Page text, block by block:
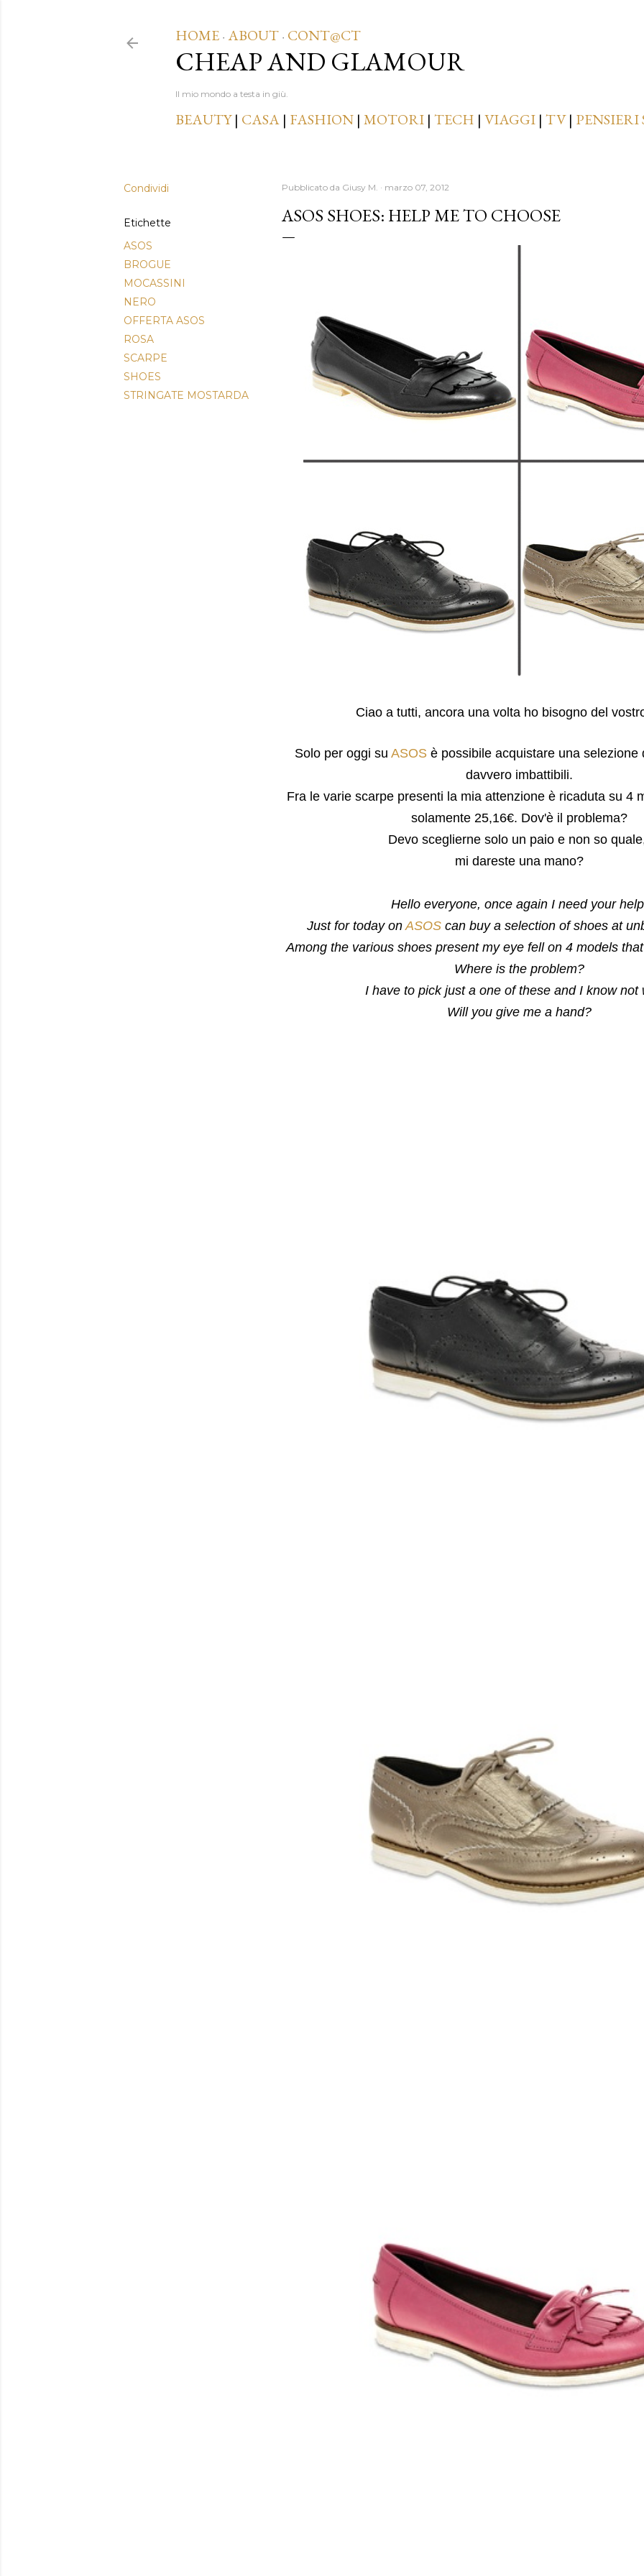
HOME · ABOUT · CONT@CT
CHEAP AND GLAMOUR
Il mio mondo a testa in giù.
BEAUTY| CASA | FASHION | MOTORI | TECH | VIAGGI | TV| PENSIERI
Condividi
Etichette
ASOS
BROGUE
MOCASSINI
NERO
OFFERTA ASOS
ROSA
SCARPE
SHOES
STRINGATE MOSTARDA
Pubblicato da Giusy M. marzo 07, 2012
ASOS SHOES: HELP ME TO CHOOSE
Ciao a tutti, ancora una volta ho bisogno del
Solo per oggi su ASOS è possibile acquistare una selezione
davvero imbattibili.
Fra le varie scarpe presenti la mia attenzione è ricaduta su 4
solamente 25,16€. Dov'è il problema?
Devo sceglierne solo un paio e non so
mi dareste una mano?
Hello everyone, once again I need your
Just for today onASOScan buy a selection of shoes at
Among the various shoes present my eye fell on 4 models
Where is the problem?
I have to pick just a one of these and I know not
Will you give me a hand?